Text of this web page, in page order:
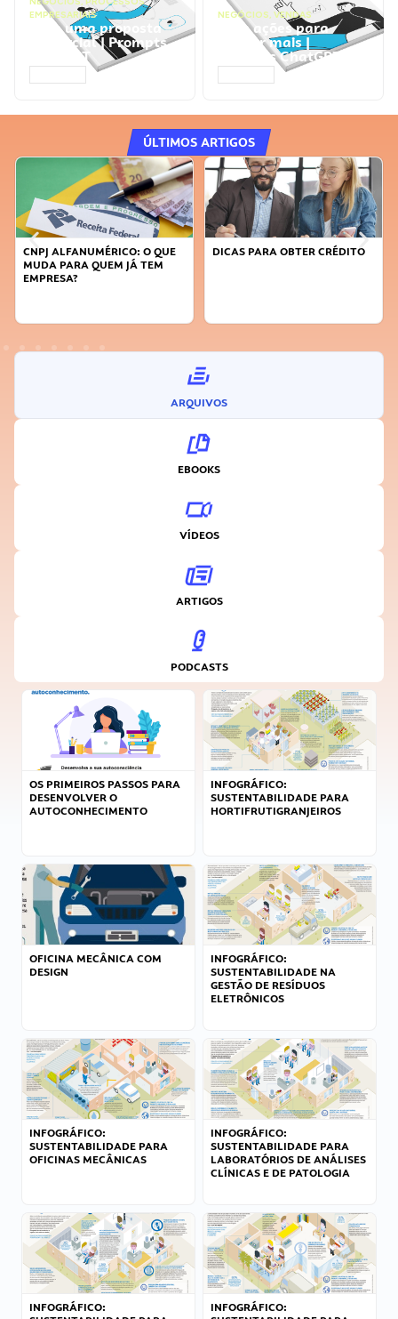
EMPRESARIAIS
Faça uma proposta
comercial | Prompts
ChatGPT
NEGÓCIOS, VENDAS
Faça ações para
vender mais |
Prompts ChatGPT
ÚLTIMOS ARTIGOS
CNPJ ALFANUMÉRICO: O QUE
MUDA PARA QUEM JÁ TEM
EMPRESA?
DICAS PARA OBTER CRÉDITO
ARQUIVOS
EBOOKS
VÍDEOS
ARTIGOS
PODCASTS
OS PRIMEIROS PASSOS PARA
DESENVOLVER O
AUTOCONHECIMENTO
INFOGRÁFICO:
SUSTENTABILIDADE PARA
HORTIFRUTIGRANJEIROS
OFICINA MECÂNICA COM
DESIGN
INFOGRÁFICO:
SUSTENTABILIDADE NA
GESTÃO DE RESÍDUOS
ELETRÔNICOS
INFOGRÁFICO:
SUSTENTABILIDADE PARA
OFICINAS MECÂNICAS
INFOGRÁFICO:
SUSTENTABILIDADE PARA
LABORATÓRIOS DE ANÁLISES
CLÍNICAS E DE PATOLOGIA
INFOGRÁFICO:
INFOGRÁFICO: